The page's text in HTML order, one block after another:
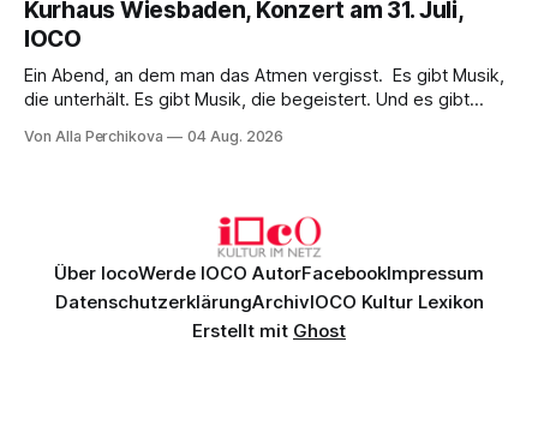
überzeugenden Gesamtleistung.
Kurhaus Wiesbaden, Konzert am 31. Juli,
IOCO
Ein Abend, an dem man das Atmen vergisst. Es gibt Musik,
die unterhält. Es gibt Musik, die begeistert. Und es gibt
Genau so war der Abend im Kurhaus Wiesbaden, an dem
Von Alla Perchikova 04 Aug. 2026
Über IocoWerde IOCO AutorFacebookImpressum
DatenschutzerklärungArchivIOCO Kultur Lexikon
Erstellt mit Ghost